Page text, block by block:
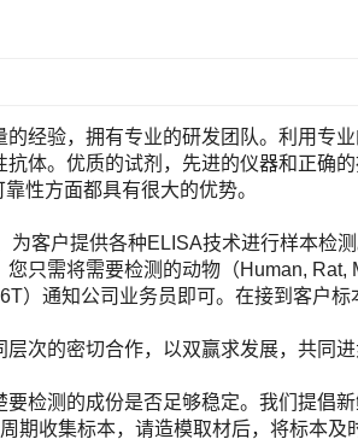
经验，拥有专业的研发团队。利用专
体。优质的试剂，先进的仪器和正确
性方面都具有很大的优势。
客户提供各种ELISA技术进行样本检测
您只需将需要检测的动物（Human,
）通知公司业务员即可。在接到客户
次的密切合作，以双赢求发展，共同
检测的成份是否足够稳定。我们提倡
期收集标本，请造模取材后，将标本